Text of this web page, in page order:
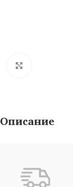
Описание